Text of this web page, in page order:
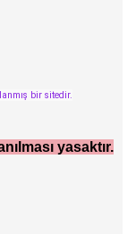
bir sitedir.
yasaktır.